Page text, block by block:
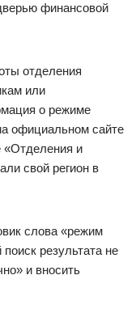
финансовой
отделения
или
о режиме
официальном сайте
«Отделения и
свой регион в
слова «режим
результата не
и вносить